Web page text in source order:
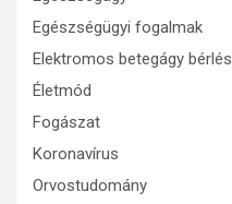
Egészségügyi fogalmak
Elektromos betegágy bérlés
Életmód
Fogászat
Koronavírus
Orvostudomány